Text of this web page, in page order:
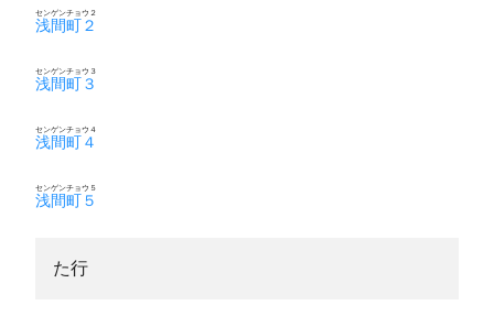
浅間町２
センゲンチョウ２
浅間町３
センゲンチョウ３
浅間町４
センゲンチョウ４
浅間町５
センゲンチョウ５
た行